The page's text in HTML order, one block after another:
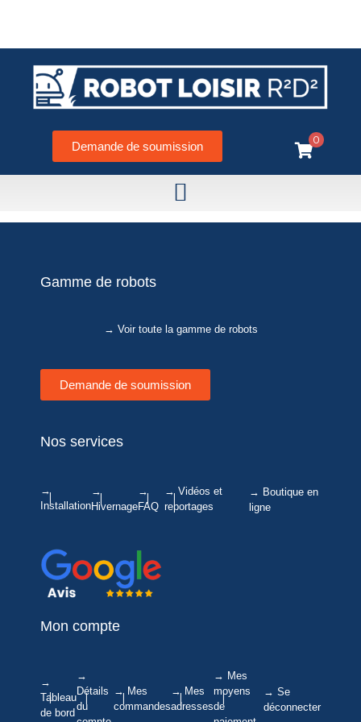
Demande de soumission
0
Gamme de robots
→ Voir toute la gamme de robots
Demande de soumission
Nos services
→
Installation
→
Hivernage
→
FAQ
→ Vidéos et
reportages
→ Boutique en
ligne
Mon compte
→
Tableau
de bord
→
Détails
du
→ Mes
commandes
→ Mes
adresses
→ Mes
moyens
de
→ Se
déconnecter